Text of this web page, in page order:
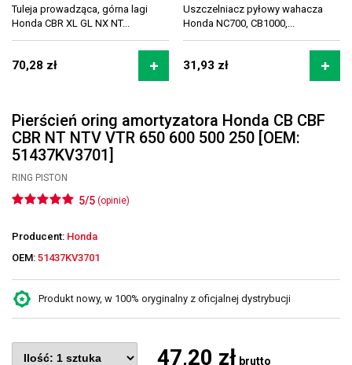
Tuleja prowadząca, górna lagi
Honda CBR XL GL NX NT...
70,28 zł
Uszczelniacz pyłowy wahacza
Honda NC700, CB1000,...
31,93 zł
Pierścień oring amortyzatora Honda CB CBF
CBR NT NTV VTR 650 600 500 250 [OEM:
51437KV3701]
RING PISTON
5/5 (opinie)
Producent: Honda
OEM: 51437KV3701
Produkt nowy, w 100% oryginalny z oficjalnej dystrybucji
47,20 zł brutto